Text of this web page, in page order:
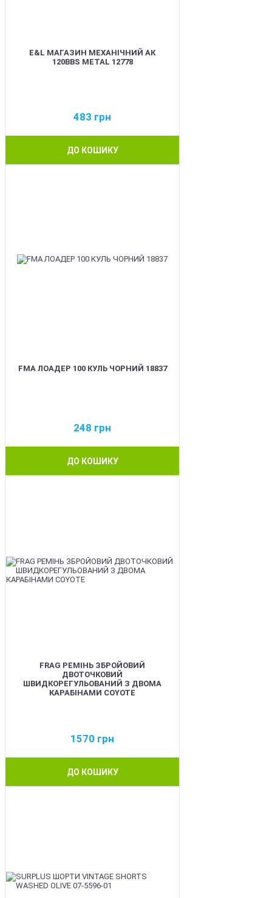
E&L МАГАЗИН МЕХАНІЧНИЙ АК
120BBS METAL 12778
483 грн
ДО КОШИКУ
FMA ЛОАДЕР 100 КУЛЬ ЧОРНИЙ 18837
248 грн
ДО КОШИКУ
FRAG РЕМІНЬ ЗБРОЙОВИЙ
ДВОТОЧКОВИЙ
ШВИДКОРЕГУЛЬОВАНИЙ З ДВОМА
КАРАБІНАМИ COYOTE
1570 грн
ДО КОШИКУ